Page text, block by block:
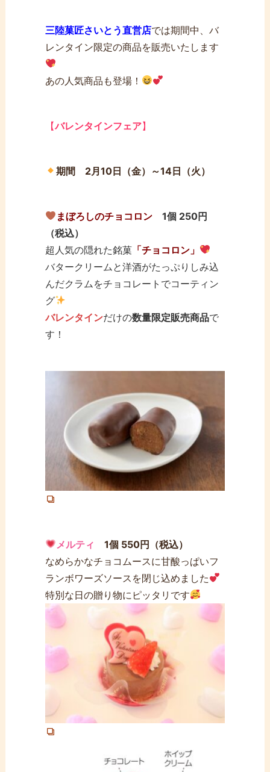
三陸菓匠さいとう直営店では期間中、バ
レンタイン限定の商品を販売いたします
あの人気商品も登場！
【バレンタインフェア】
期間 2月10日（金） ～14日（火）
まぼろしのチョコロン
1個 250円
（税込）
超人気の隠れた銘菓「チョコロン」
バタークリームと洋酒がたっぷりしみ込
んだクラムをチョコレートでコーティン
グ
バレンタインだけの数量限定販売商品で
す！
メルティ
1個 550円（税込）
なめらかなチョコムースに甘酸っぱいフ
ランボワーズソースを閉じ込めました
特別な日の贈り物にピッタリです